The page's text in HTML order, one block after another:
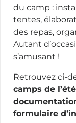
du camp :
tentes,
des repas,
Autant
s’amusant !
Retrouvez ci-
camps de
formulaire